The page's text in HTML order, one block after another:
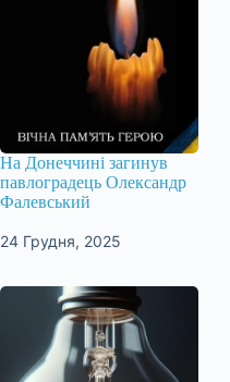
На Донеччині загинув
павлоградець Олександр
Фалевський
24 Грудня, 2025